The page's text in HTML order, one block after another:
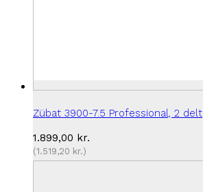
Zübat 3900-7.5 Professional, 2 delt
1.899,00 kr.
(1.519,20 kr.)